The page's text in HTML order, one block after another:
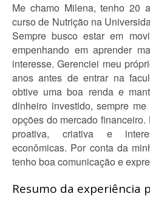
Me chamo Milena, tenho 20
curso de Nutrição na
Sempre busco estar em
empenhando em aprender
interesse. Gerenciei meu
anos antes de entrar na
obtive uma boa renda e
dinheiro investido, sempre
opções do mercado
proativa, criativa e
econômicas. Por conta da
tenho boa comunicação e
Resumo da experiência